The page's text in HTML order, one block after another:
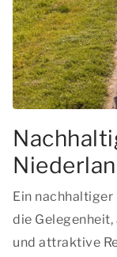
Ein
die
und attraktive